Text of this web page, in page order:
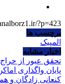
?p=423
برچسب ها
المپیک
اخبار مشابه
تحقق عبور از
پایان واگذاری
کنعانی زادگان و